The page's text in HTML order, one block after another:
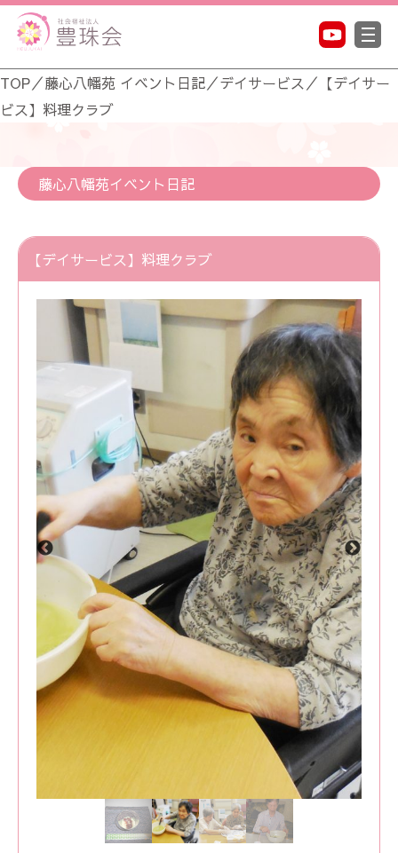
TOP／藤心八幡苑 イベント日記／デイサービス ／ 【デイサー
ビス】料理クラブ
藤心八幡苑イベント日記
【デイサービス】料理クラブ